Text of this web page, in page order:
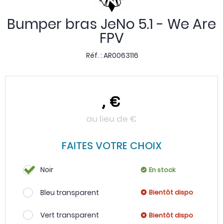
Bumper bras JeNo 5.1 - We Are
FPV
Réf. : AR0063116
, €
au lieu de €
FAITES VOTRE CHOIX
Noir En stock
Bleu transparent Bientôt dispo
Vert transparent Bientôt dispo